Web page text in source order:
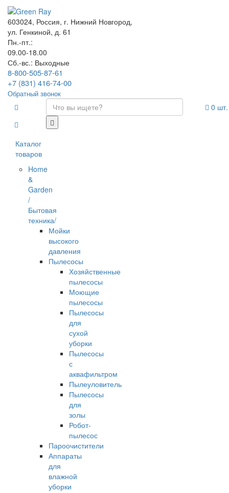
603024, Россия, г. Нижний Новгород,
ул. Генкиной, д. 61
Пн.-пт.:
09.00-18.00
Сб.-вс.: Выходные
8-800-505-87-61
+7 (831) 416-74-00
Обратный звонок
Каталог
товаров
Home
&
Garden
/
Бытовая
техника/
Мойки
высокого
давления
Пылесосы
Хозяйственные
пылесосы
Моющие
пылесосы
Пылесосы
для
сухой
уборки
Пылесосы
с
аквафильтром
Пылеуловитель
Пылесосы
для
золы
Робот-
пылесос
Пароочистители
Аппараты
для
влажной
уборки
0